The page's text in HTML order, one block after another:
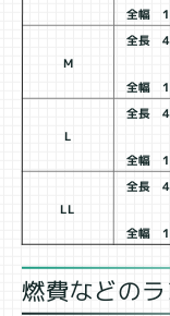
全幅
M
全長
全幅
L
全長
全幅
LL
全長
全幅
燃費などの